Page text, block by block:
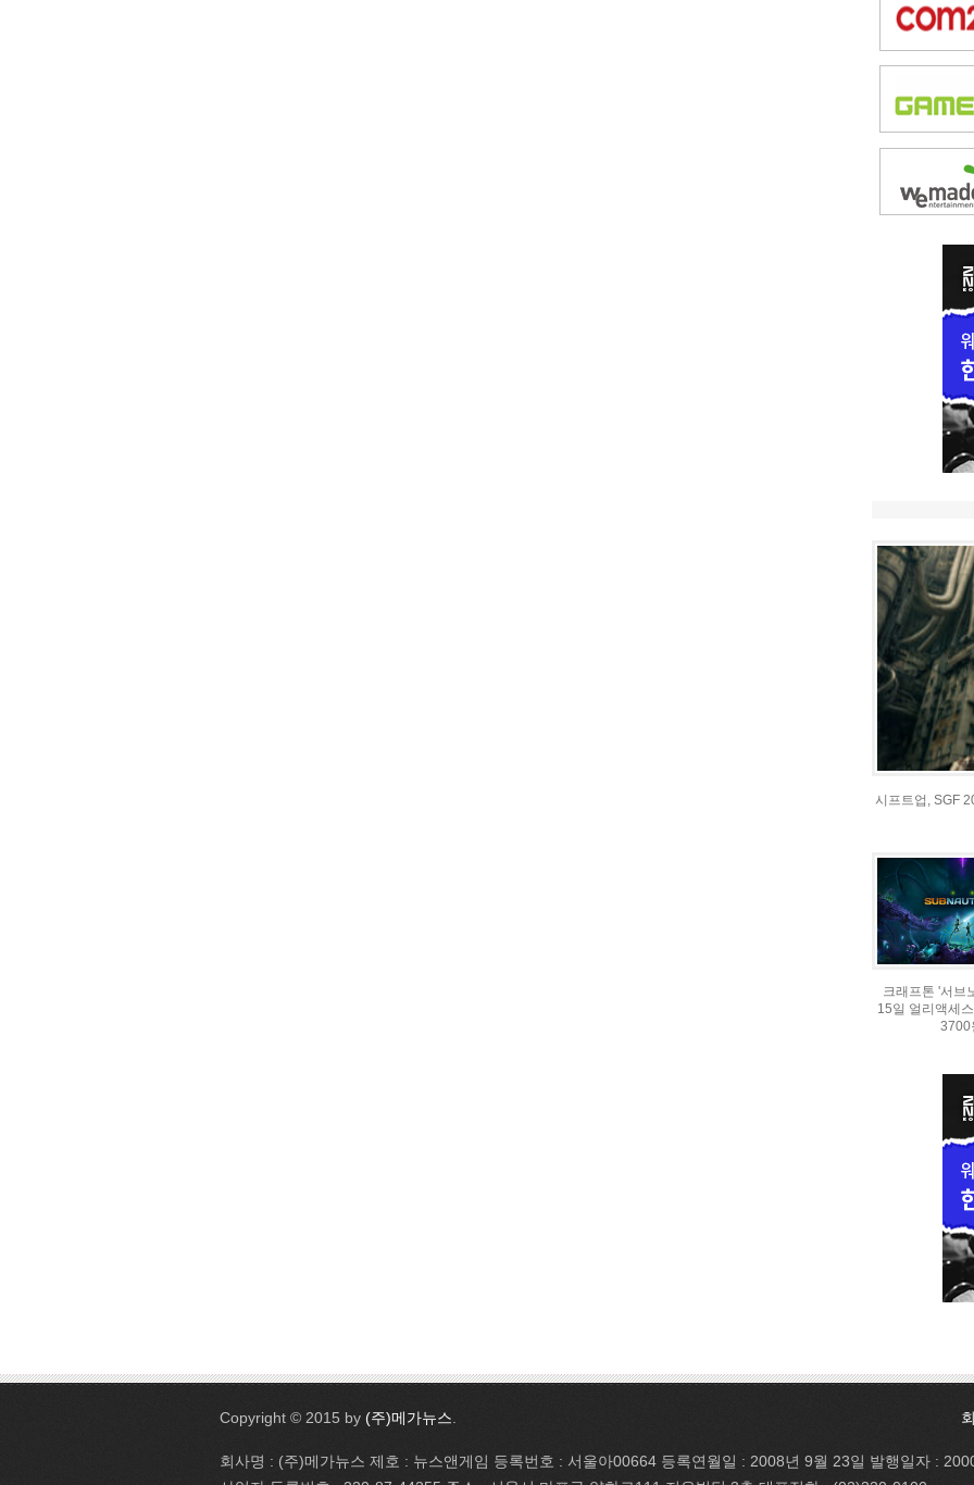
시프트업, SGF
크래프톤 '서브
15일 얼리액세
3700
Copyright © 2015 by (주)메가뉴스
회사명 : (주)메가뉴스 제호 : 뉴스앤게임 등록번호 : 서울아00664 등록연월일 : 2008년 9월 23일 발행일자 :